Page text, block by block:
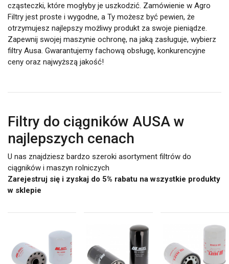
cząsteczki, które mogłyby je uszkodzić. Zamówienie w Agro
Filtry jest proste i wygodne, a Ty możesz być pewien, że
otrzymujesz najlepszy możliwy produkt za swoje pieniądze.
Zapewnij swojej maszynie ochronę, na jaką zasługuje, wybierz
filtry Ausa. Gwarantujemy fachową obsługę, konkurencyjne
ceny oraz najwyższą jakość!
Filtry do ciągników AUSA w
najlepszych cenach
U nas znajdziesz bardzo szeroki asortyment filtrów do
ciągników i maszyn rolniczych
Zarejestruj się i zyskaj do 5% rabatu na wszystkie produkty
w sklepie